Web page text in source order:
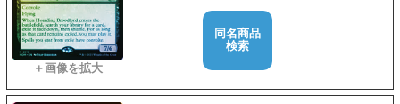
同名商品
検索